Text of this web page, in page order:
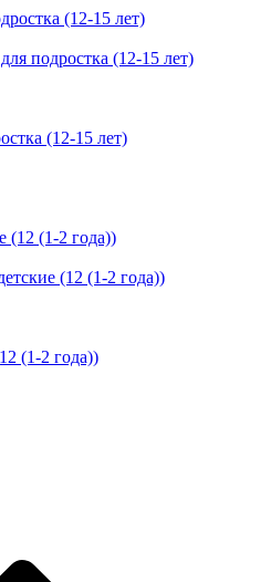
подростка (12-15 лет)
(12-15 лет)
(12 (1-2 года))
(1-2 года))